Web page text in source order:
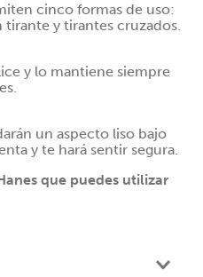
cinco formas de uso:
tirante y tirantes cruzados.
y lo mantiene siempre
un aspecto liso bajo
y te hará sentir segura.
que puedes utilizar